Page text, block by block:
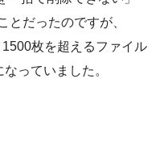
とだったのですが、
枚を超えるファイル
っていました。